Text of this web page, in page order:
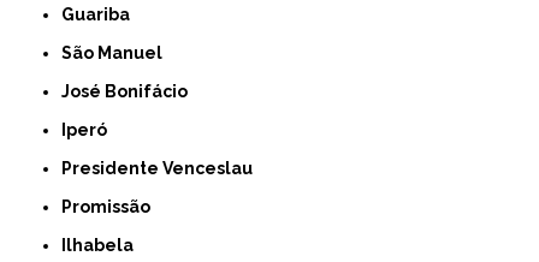
Guariba
São Manuel
José Bonifácio
Iperó
Presidente Venceslau
Promissão
Ilhabela